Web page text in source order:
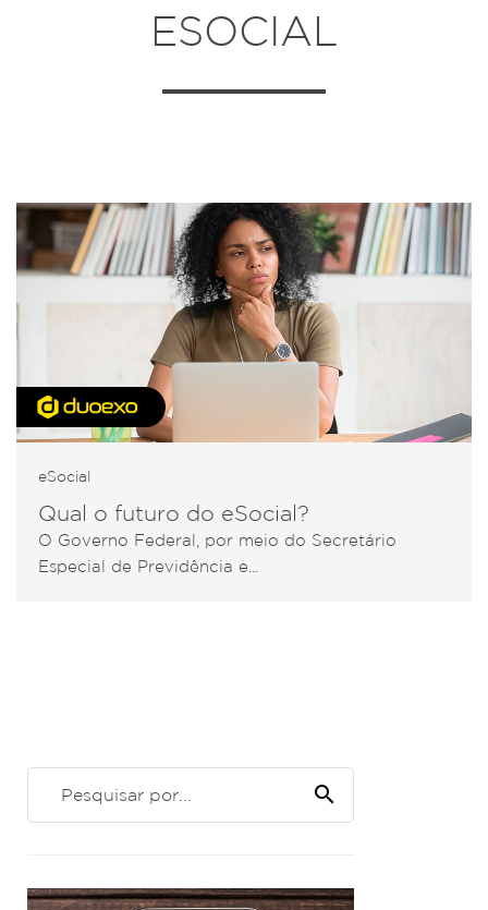
ESOCIAL
eSocial
Qual o futuro do eSocial?
O Governo Federal, por meio do Secretário
Especial de Previdência e...
search